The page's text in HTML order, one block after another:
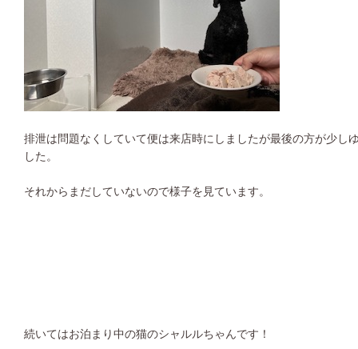
排泄は問題なくしていて便は来店時にしましたが最後の方が少し
した。
それからまだしていないので様子を見ています。
続いてはお泊まり中の猫のシャルルちゃんです！